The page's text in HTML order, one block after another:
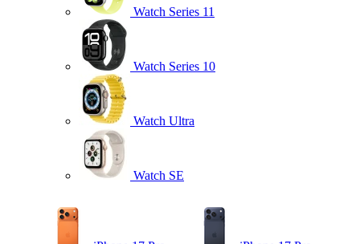
Watch Series 11
Watch Series 10
Watch Ultra
Watch SE